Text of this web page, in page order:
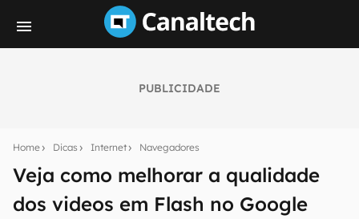
PUBLICIDADE
Home Dicas Internet Navegadores
Veja como melhorar a qualidade
dos videos em Flash no Google
notícias e reviews sobre tecnologia em primeira
mão.
E-mail